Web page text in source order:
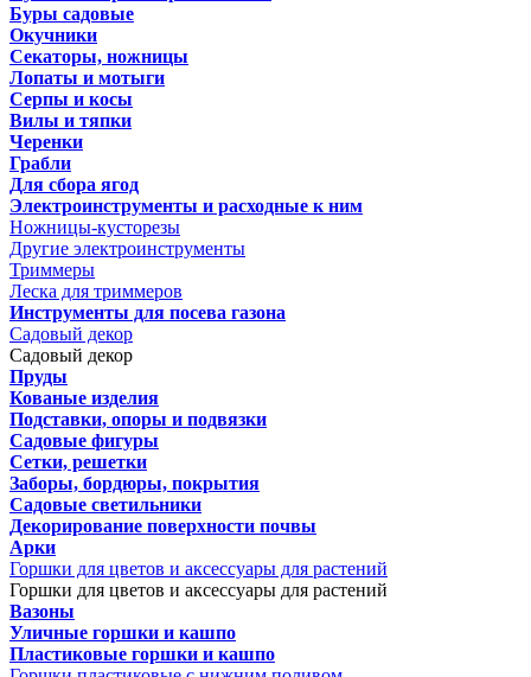
Буры садовые
Окучники
Секаторы, ножницы
Лопаты и мотыги
Серпы и косы
Вилы и тяпки
Черенки
Грабли
Для сбора ягод
Электроинструменты и расходные к ним
Ножницы-кусторезы
Другие электроинструменты
Триммеры
Леска для триммеров
Инструменты для посева газона
Садовый декор
Садовый декор
Пруды
Кованые изделия
Подставки, опоры и подвязки
Садовые фигуры
Сетки, решетки
Заборы, бордюры, покрытия
Садовые светильники
Декорирование поверхности почвы
Арки
Горшки для цветов и аксессуары для растений
Горшки для цветов и аксессуары для растений
Вазоны
Уличные горшки и кашпо
Пластиковые горшки и кашпо